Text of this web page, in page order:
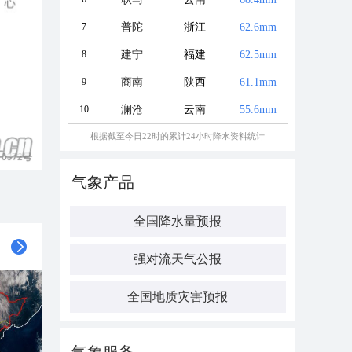
7 普陀 浙江 62.6mm
8 建宁 福建 62.5mm
9 商南 陕西 61.1mm
10 澜沧 云南 55.6mm
根据截至今日22时的累计24小时降水资料统计
气象产品
全国降水量预报
强对流天气公报
全国地质灾害预报